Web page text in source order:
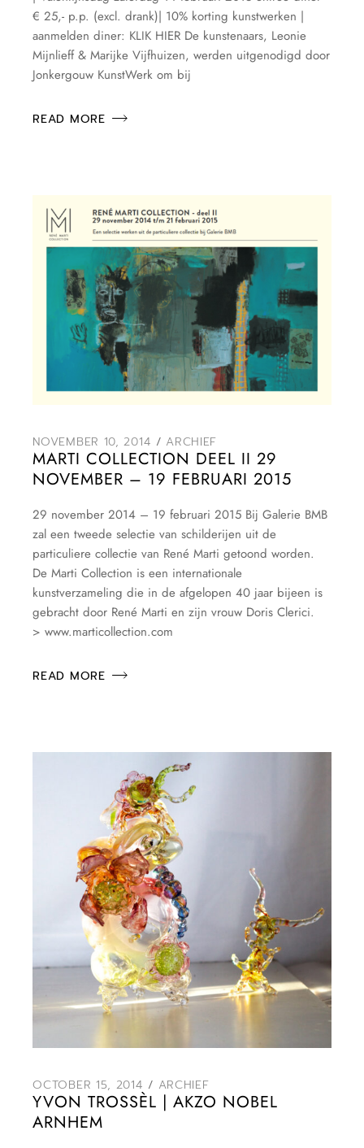
€ 25,- p.p. (excl. drank)| 10% korting kunstwerken |
aanmelden diner: KLIK HIER De kunstenaars, Leonie
Mijnlieff & Marijke Vijfhuizen, werden uitgenodigd door
Jonkergouw KunstWerk om bij
READ MORE
NOVEMBER 10, 2014 ARCHIEF
MARTI COLLECTION DEEL II 29
NOVEMBER – 19 FEBRUARI 2015
29 november 2014 – 19 februari 2015 Bij Galerie BMB
zal een tweede selectie van schilderijen uit de
particuliere collectie van René Marti getoond worden.
De Marti Collection is een internationale
kunstverzameling die in de afgelopen 40 jaar bijeen is
gebracht door René Marti en zijn vrouw Doris Clerici.
> www.marticollection.com
READ MORE
OCTOBER 15, 2014 ARCHIEF
YVON TROSSÈL | AKZO NOBEL
ARNHEM